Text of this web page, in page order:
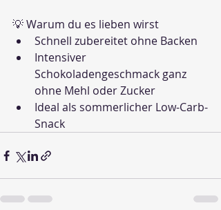
💡 Warum du es lieben wirst
Schnell zubereitet ohne Backen
Intensiver
Schokoladengeschmack ganz
ohne Mehl oder Zucker
Ideal als sommerlicher Low-Carb-
Snack